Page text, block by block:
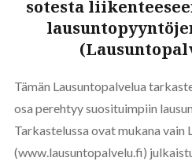
sotesta
Tämän Lausuntopalvelua
osa perehtyy suosituimpiin
Tarkastelussa ovat mukana vain
(www.lausuntopalvelu.fi)